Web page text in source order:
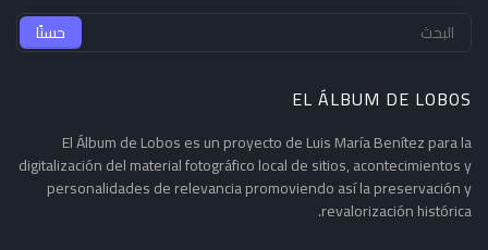
EL ÁLBUM DE LOBOS
El Álbum de Lobos es un proyecto de Luis María Benítez para la
digitalización del material fotográfico local de sitios, acontecimientos y
personalidades de relevancia promoviendo así la preservación y
revalorización histórica.